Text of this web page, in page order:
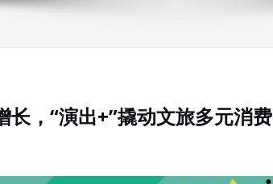
，“演出+”撬动文旅多元消费